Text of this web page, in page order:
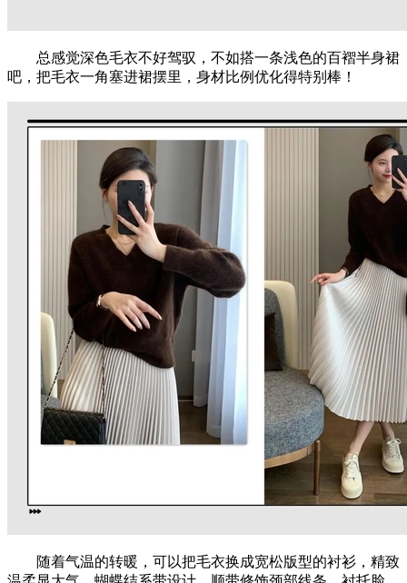
总感觉深色毛衣不好驾驭，不如搭一条浅色的百褶半身裙
吧，把毛衣一角塞进裙摆里，身材比例优化得特别棒！
随着气温的转暖，可以把毛衣换成宽松版型的衬衫，精致